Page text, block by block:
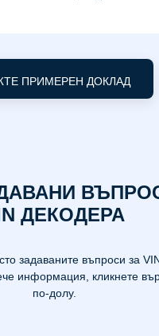
ПРИМЕРЕН ДОКЛАД
ДЕКОДЕРА
задаваните въпроси за
информация, кликнете
по-долу.